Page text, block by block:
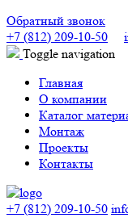
Обратный звонок
+7 (812) 209-10-50
Toggle navigation
Главная
О компании
Каталог
Монтаж
Проекты
Контакты
+7 (812) 209-10-50